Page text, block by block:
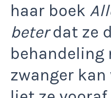
haar boek
beterdat ze
behandeling
zwanger kan